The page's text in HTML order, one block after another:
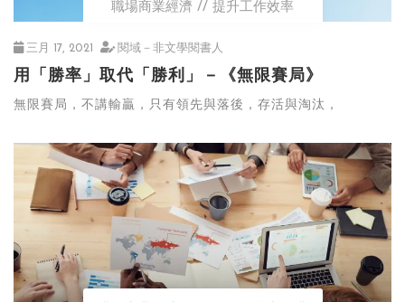
職場商業經濟 提升工作效率
三月 17, 2021 閱域－非文學閱書人
用「勝率」取代「勝利」－《無限賽局》
無限賽局，不講輸贏，只有領先與落後，存活與淘汰，